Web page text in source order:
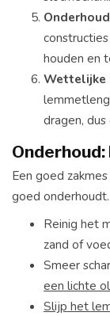
houden en
Wettelijke
dragen,
Een goed
goed
Reinig het
zand of
Smeer
een lichte
Slijp het